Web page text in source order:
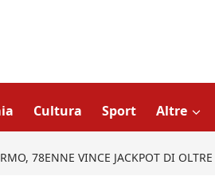
Cultura Sport Altre
78ENNE VINCE JACKPOT DI